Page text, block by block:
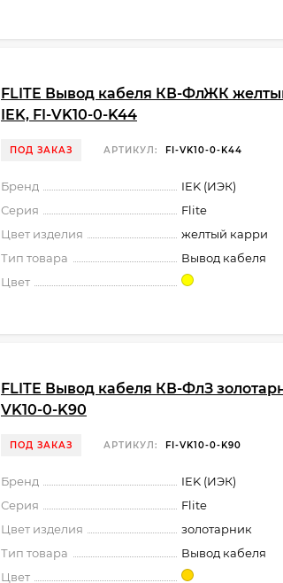
FLITE Вывод кабеля КВ-ФлЖК
IEK, FI-VK10-0-K44
ПОД ЗАКАЗ АРТИКУЛ: FI-VK10-0-K44
Бренд
IEK (ИЭК)
Серия
Flite
Цвет изделия
желтый карри
Тип товара
Вывод кабеля
Цвет
FLITE Вывод кабеля КВ-ФлЗ
VK10-0-K90
ПОД ЗАКАЗ АРТИКУЛ: FI-VK10-0-K90
Бренд
IEK (ИЭК)
Серия
Flite
Цвет изделия
золотарник
Тип товара
Вывод кабеля
Цвет